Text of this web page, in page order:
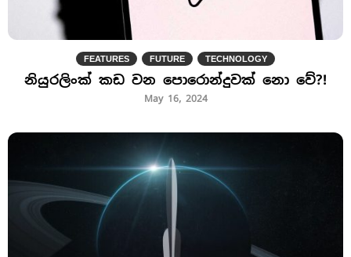
FEATURES FUTURE TECHNOLOGY
නියුරලිංක් කඩ වන පොරොන්දුවක් නො වේ?!
May 16, 2024